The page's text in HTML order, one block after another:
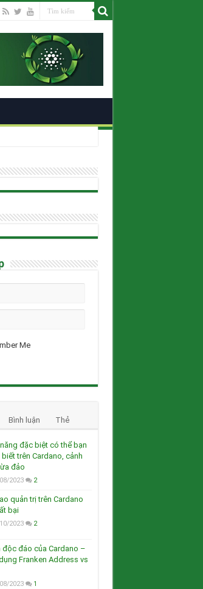
Me
Bình luận Thẻ
đặc biệt có thể bạn
trên Cardano, cảnh
đảo
2023 2
quản trị trên Cardano
bại
2023 2
đáo của Cardano –
Franken Address vs
2023 1